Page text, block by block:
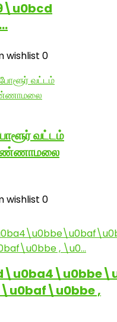
wishlist 0
வட்டம்
wishlist 0
,